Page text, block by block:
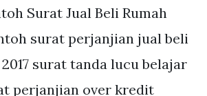
Surat Jual Beli Rumah
surat perjanjian jual beli
surat tanda lucu belajar
perjanjian over kredit